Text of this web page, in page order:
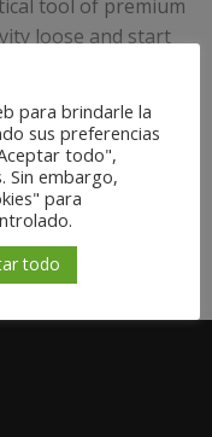
tool of premium
loose and start
para brindarle la
sus preferencias
todo",
Sin embargo,
para
todo